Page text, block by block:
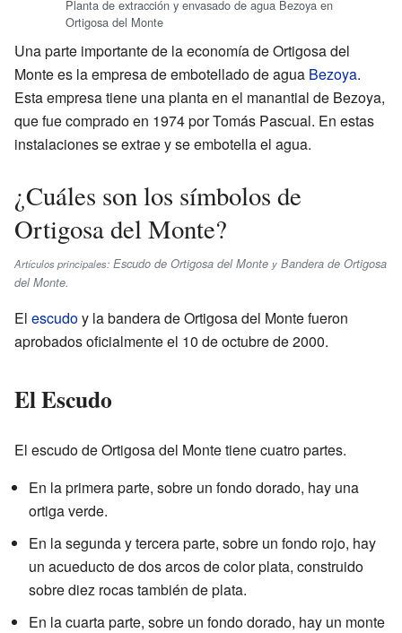
Planta de extracción y envasado de agua Bezoya en
Ortigosa del Monte
Una parte importante de la economía de Ortigosa del
Monte es la empresa de embotellado de agua Bezoya.
Esta empresa tiene una planta en el manantial de Bezoya,
que fue comprado en 1974 por Tomás Pascual. En estas
instalaciones se extrae y se embotella el agua.
¿Cuáles son los símbolos de
Ortigosa del Monte?
Artículos principales: Escudo de Ortigosa del Monte y Bandera de Ortigosa
del Monte.
El escudoy la bandera de Ortigosa del Monte fueron
aprobados oficialmente el 10 de octubre de 2000.
El Escudo
El escudo de Ortigosa del Monte tiene cuatro partes.
En la primera parte, sobre un fondo dorado, hay una
ortiga verde.
En la segunda y tercera parte, sobre un fondo rojo, hay
un acueducto de dos arcos de color plata, construido
sobre diez rocas también de plata.
En la cuarta parte, sobre un fondo dorado, hay un monte